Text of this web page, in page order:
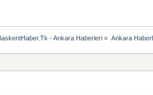
- Ankara Haberleri » Ankara